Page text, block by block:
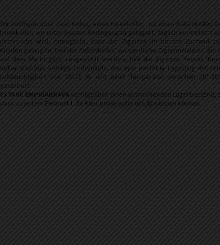
Wir verfügen über zwei Keller, einen Innenkeller und einen Außenkeller.
Innenkeller, wo unter besten Bedingungen gelagert, täglich kontrolliert
untersucht wird, ermöglicht, dass die Zigarren im besten Zustand
Kunden gelangen. Und der Außenkeller, wo sämtliche Zigarrenkaliber, die
auf dem Markt gibt, ausgestellt werden, hält die Zigarren feucht.
Keller sind aus Gebirgs-Zedernholz, das eine perfekte Lagerung mit
Luftfeuchtigkeit von 70/72 % und einer Temperatur zwischen 18°-
garantiert.
ESTANC EMPRIABRAVAverfügt über einen ausreichenden Lagerbestand,
dass zu jedem Zeitpunkt die Kundenwünsche erfüllt werden können.